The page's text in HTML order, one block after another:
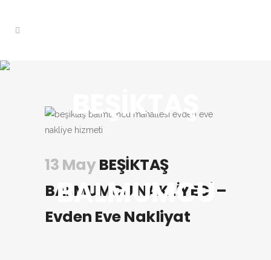
BEŞİKTAŞ
BALMUMCU
13 MayBEŞİKTAŞ
BALMUMCU NAKLİYECİ –
Evden Eve Nakliyat